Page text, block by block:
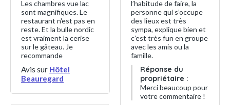
Les chambres vue lac
sont magnifiques. Le
restaurant n'est pas en
reste. Et la bulle nordic
est vraiment la cerise
sur le gâteau. Je
recommande
Avis sur Hôtel
Beauregard
l’habitude de faire, la
personne qui s’occupe
des lieux est très
sympa, explique bien et
c’est très fun en groupe
avec les amis ou la
famille.
Réponse du
propriétaire :
Merci beaucoup pour
votre commentaire !